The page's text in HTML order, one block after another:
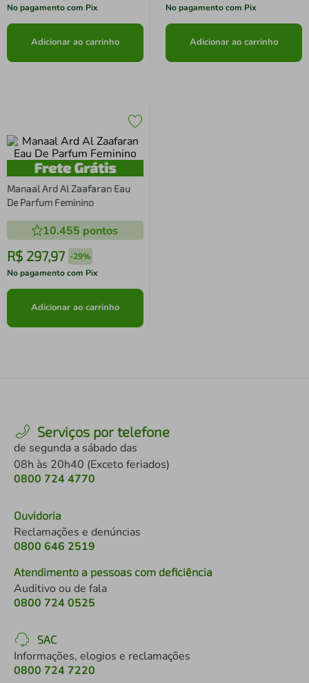
No pagamento com Pix
Adicionar ao carrinho
No pagamento com Pix
Adicionar ao carrinho
Manaal Ard Al Zaafaran Eau
De Parfum Feminino
10.455 pontos
R$ 297,97 -29%
No pagamento com Pix
Adicionar ao carrinho
Serviços por telefone
de segunda a sábado das
08h às 20h40 (Exceto feriados)
0800 724 4770
Ouvidoria
Reclamações e denúncias
0800 646 2519
Atendimento a pessoas com deficiência
Auditivo ou de fala
0800 724 0525
SAC
Informações, elogios e reclamações
0800 724 7220